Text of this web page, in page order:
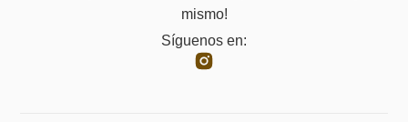
mismo!
Síguenos en: